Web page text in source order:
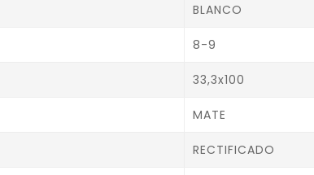
BLANCO
8-9
33,3x100
MATE
RECTIFICADO